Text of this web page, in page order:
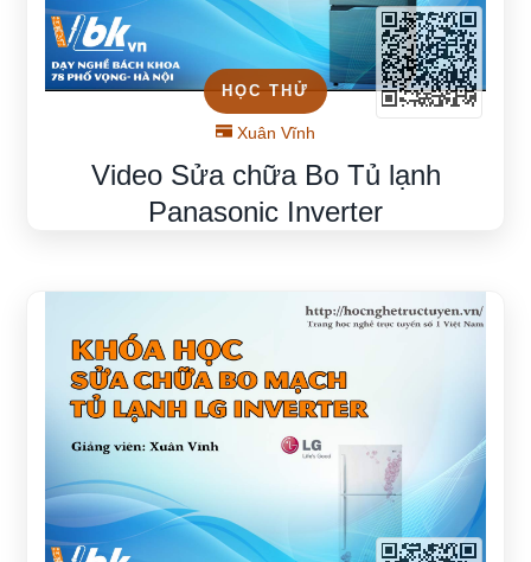
HỌC THỬ
Xuân Vĩnh
Video Sửa chữa Bo Tủ lạnh
Panasonic Inverter